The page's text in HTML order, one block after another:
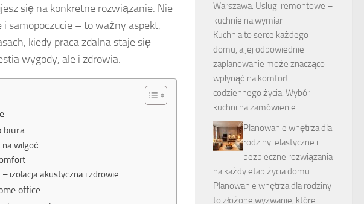
się na konkretne rozwiązanie. Nie
samopoczucie – to ważny aspekt,
kiedy praca zdalna staje się
wygody, ale i zdrowia.
biura
na wilgoć
izolacja akustyczna i zdrowie
office
Warszawa. Usługi remontowe –
kuchnie na wymiar
Kuchnia to serce każdego
domu, a jej odpowiednie
zaplanowanie może znacząco
wpłynąć na komfort
codziennego życia. Wybór
kuchni na zamówienie …
Planowanie wnętrza dla
rodziny: elastyczne i
bezpieczne rozwiązania
na każdy etap życia domu
Planowanie wnętrza dla rodziny
to złożone wyzwanie, które